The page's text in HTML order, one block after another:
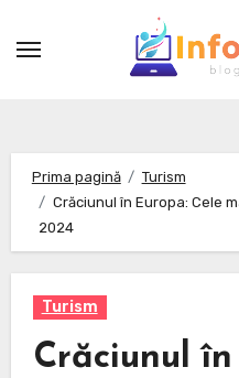
Prima pagină
Turism
Crăciunul în Europa: Cele
2024
Turism
Crăciunul